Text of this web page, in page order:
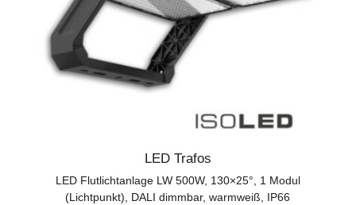
LED Trafos
LED Flutlichtanlage LW 500W, 130×25°, 1 Modul
(Lichtpunkt), DALI dimmbar, warmweiß, IP66